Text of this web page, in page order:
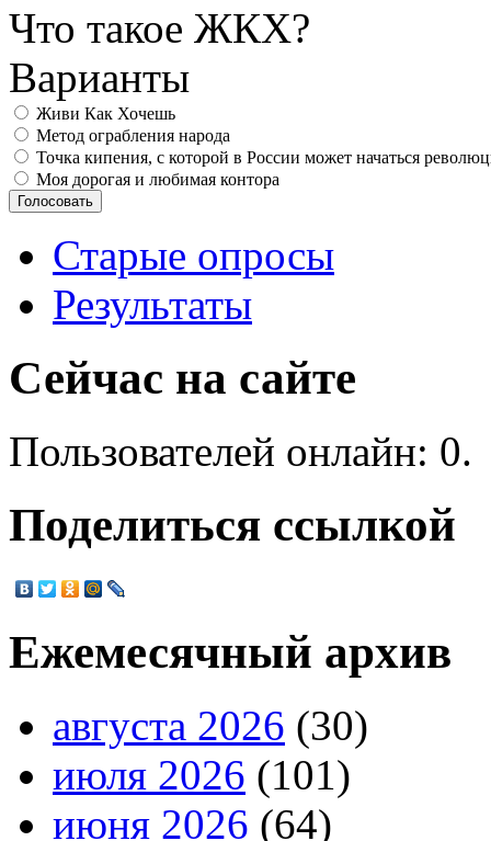
Что такое ЖКХ?
Варианты
Живи Как Хочешь
Метод ограбления народа
Точка кипения, с которой в России может начаться
Моя дорогая и любимая контора
Старые опросы
Результаты
Сейчас на сайте
Пользователей онлайн: 0.
Поделиться ссылкой
Ежемесячный архив
августа 2026 (30)
июля 2026 (101)
июня 2026 (64)